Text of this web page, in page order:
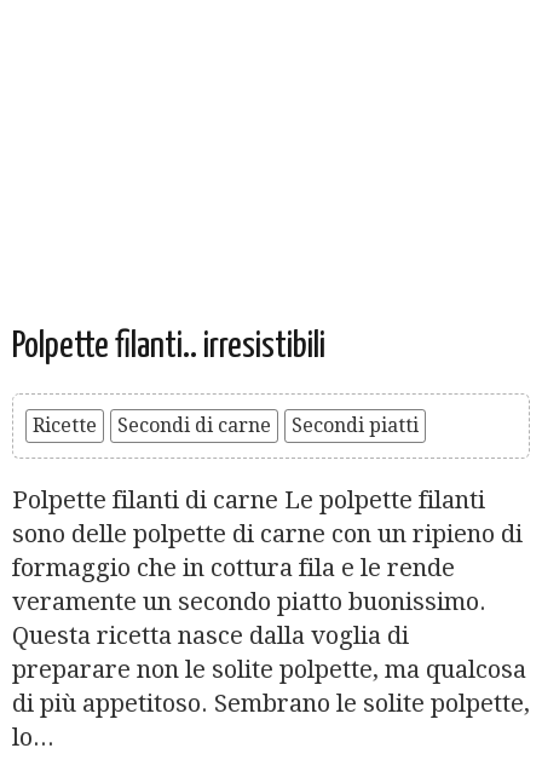
Polpette filanti.. irresistibili
Ricette Secondi di carne Secondi piatti
Polpette filanti di carne Le polpette filanti
sono delle polpette di carne con un ripieno di
formaggio che in cottura fila e le rende
veramente un secondo piatto buonissimo.
Questa ricetta nasce dalla voglia di
preparare non le solite polpette, ma qualcosa
di più appetitoso. Sembrano le solite polpette,
lo...